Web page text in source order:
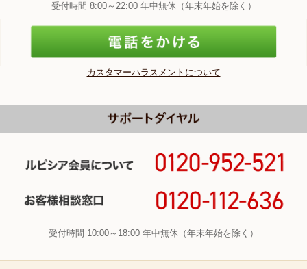
受付時間 8:00～22:00 年中無休（年末年始を除く）
カスタマーハラスメントについて
受付時間 10:00～18:00 年中無休（年末年始を除く）